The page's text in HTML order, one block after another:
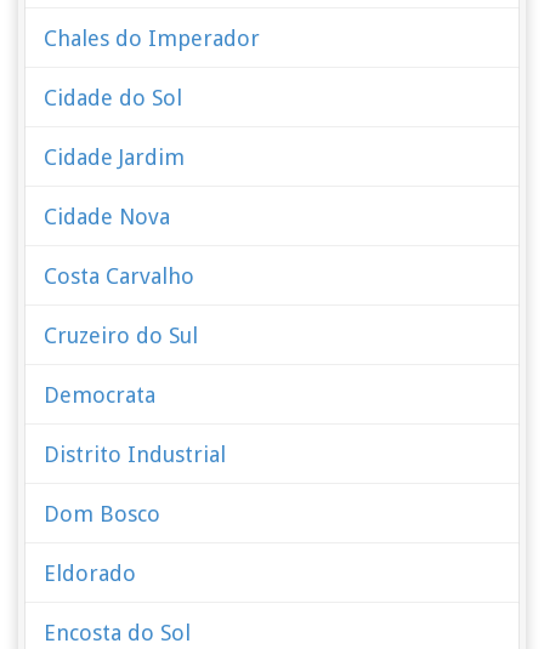
Chales do Imperador
Cidade do Sol
Cidade Jardim
Cidade Nova
Costa Carvalho
Cruzeiro do Sul
Democrata
Distrito Industrial
Dom Bosco
Eldorado
Encosta do Sol